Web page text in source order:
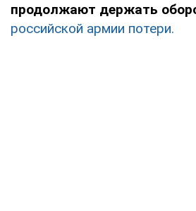
продолжают держать
российской армии потери.